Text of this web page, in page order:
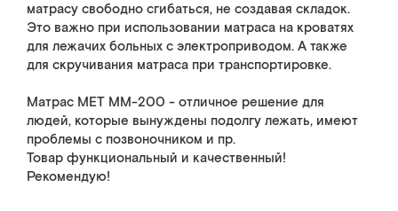
матрасу свободно сгибаться, не создавая складок.
Это важно при использовании матраса на кроватях
для лежачих больных с электроприводом. А также
для скручивания матраса при транспортировке.
Матрас МЕТ ММ-200 - отличное решение для
людей, которые вынуждены подолгу лежать, имеют
проблемы с позвоночником и пр.
Товар функциональный и качественный!
Рекомендую!